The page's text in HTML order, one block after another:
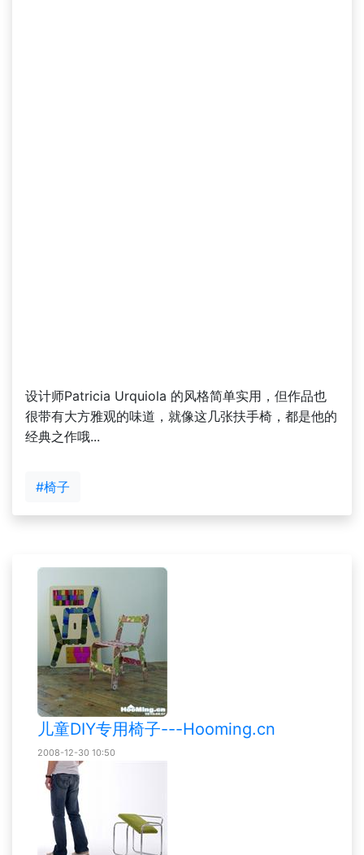
设计师Patricia Urquiola 的风格简单实用，但作品也
很带有大方雅观的味道，就像这几张扶手椅，都是他的
经典之作哦...
#椅子
儿童DIY专用椅子---Hooming.cn
2008-12-30 10:50